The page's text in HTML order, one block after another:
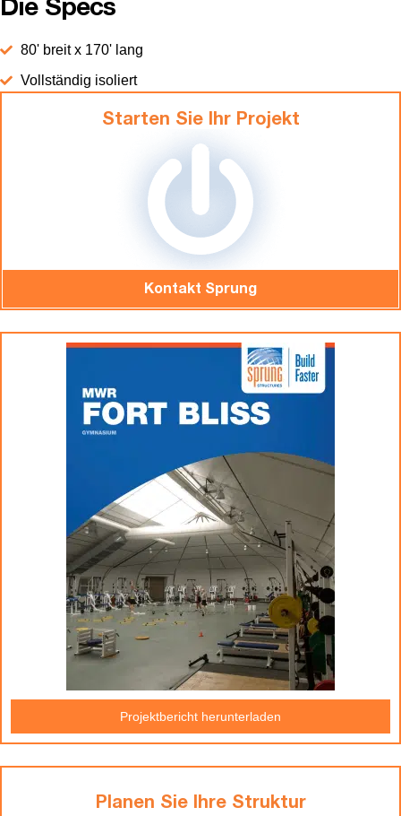
Die Specs
80' breit x 170' lang
Vollständig isoliert
Starten Sie Ihr Projekt
Kontakt Sprung
Projektbericht herunterladen
Planen Sie Ihre Struktur